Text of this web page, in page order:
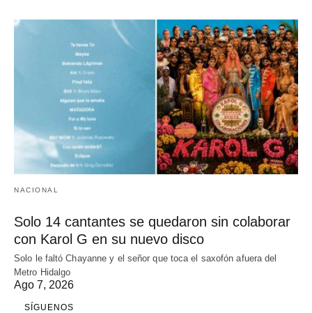
NACIONAL
Solo 14 cantantes se quedaron sin colaborar
con Karol G en su nuevo disco
Solo le faltó Chayanne y el señor que toca el saxofón afuera del
Metro Hidalgo
Ago 7, 2026
SÍGUENOS